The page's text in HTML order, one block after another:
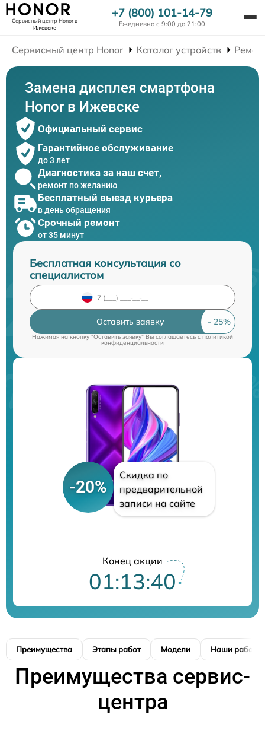
Сервисный центр Honorв
Ижевске
+7 (800) 101-14-79
Ежедневно с 9:00 до 21:00
Сервисный центр Honor Каталог устройств
Замена дисплея смартфона
Honor в Ижевске
Официальный сервис
Гарантийное обслуживание
до 3 лет
Диагностика за наш счет,
ремонт по желанию
Бесплатный выезд курьера
в день обращения
Срочный ремонт
от 35 минут
Бесплатная консультация со
специалистом
Оставить заявку
Нажимая на кнопку "Оставить заявку" Вы соглашаетесь cполитикой
конфиденциальности
-20%
Скидка по
предварительной
записи на сайте
Конец акции
01:13:39
Преимущества Этапы работ Модели Наши работы
Преимущества сервис-
центра